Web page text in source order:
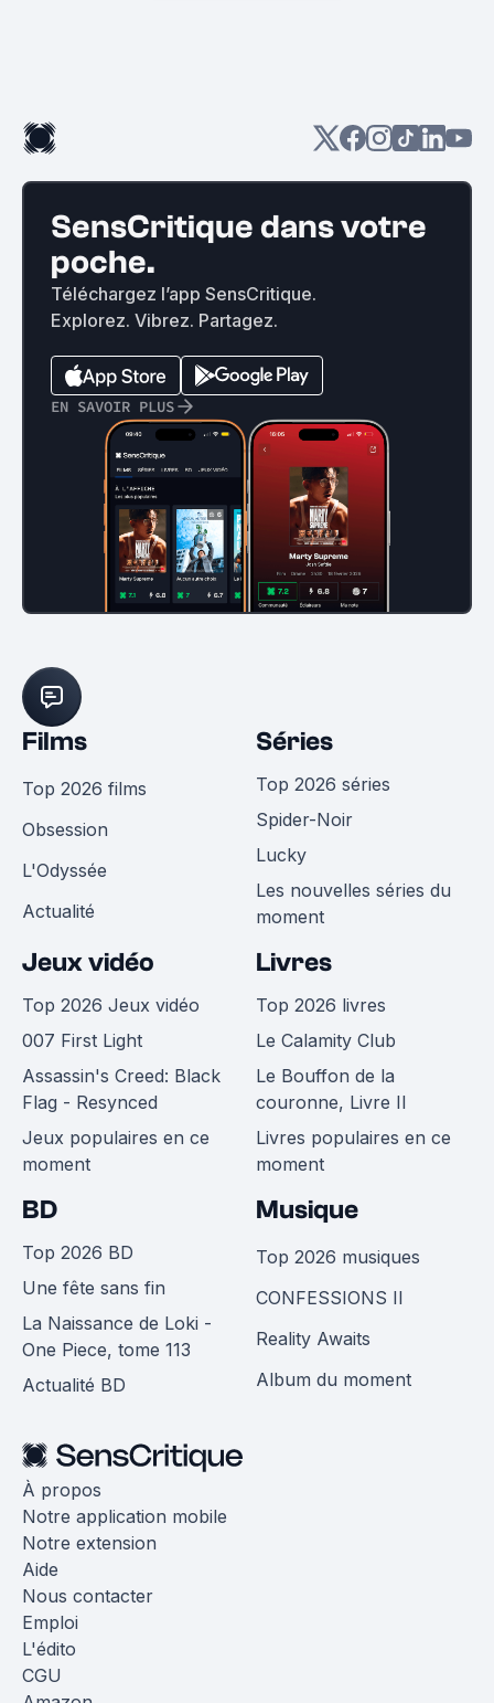
SensCritique dans votre
poche.
Téléchargez l’app SensCritique.
Explorez. Vibrez. Partagez.
EN SAVOIR PLUS
Films
Top 2026 films
Obsession
L'Odyssée
Actualité
Séries
Top 2026 séries
Spider-Noir
Lucky
Les nouvelles séries du
moment
Jeux vidéo
Top 2026 Jeux vidéo
007 First Light
Assassin's Creed: Black
Flag - Resynced
Jeux populaires en ce
moment
Livres
Top 2026 livres
Le Calamity Club
Le Bouffon de la
couronne, Livre II
Livres populaires en ce
moment
BD
Top 2026 BD
Une fête sans fin
La Naissance de Loki -
One Piece, tome 113
Actualité BD
Musique
Top 2026 musiques
CONFESSIONS II
Reality Awaits
Album du moment
À propos
Notre application mobile
Notre extension
Aide
Nous contacter
Emploi
L'édito
CGU